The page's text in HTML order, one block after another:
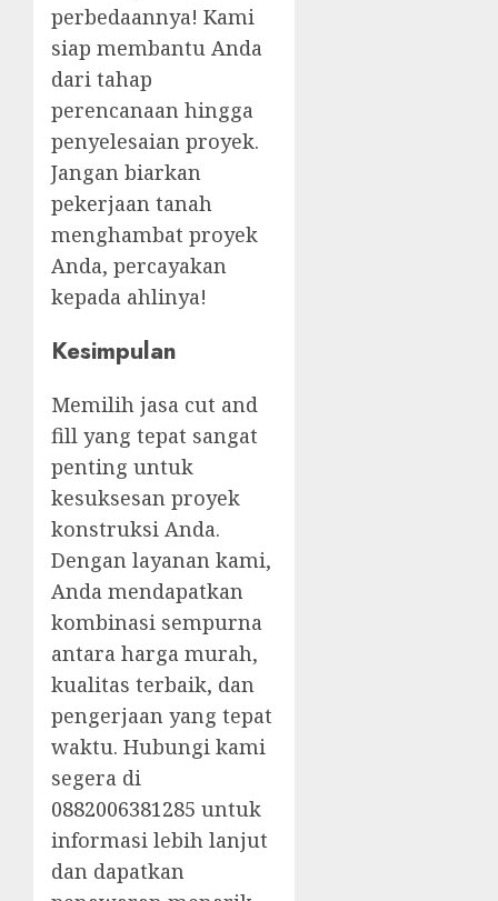
perbedaannya! Kami
siap membantu Anda
dari tahap
perencanaan hingga
penyelesaian proyek.
Jangan biarkan
pekerjaan tanah
menghambat proyek
Anda, percayakan
kepada ahlinya!
Kesimpulan
Memilih jasa cut and
fill yang tepat sangat
penting untuk
kesuksesan proyek
konstruksi Anda.
Dengan layanan kami,
Anda mendapatkan
kombinasi sempurna
antara harga murah,
kualitas terbaik, dan
pengerjaan yang tepat
waktu. Hubungi kami
segera di
0882006381285 untuk
informasi lebih lanjut
dan dapatkan